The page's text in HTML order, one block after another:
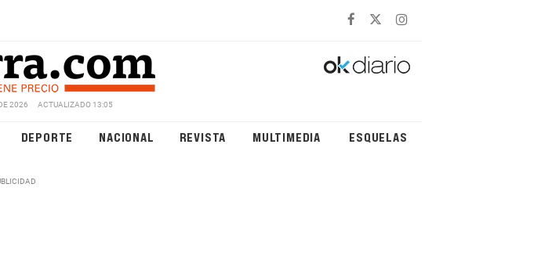
2026 ACTUALIZADO 13:05
DEPORTE NACIONAL REVISTA MULTIMEDIA ESQUELAS